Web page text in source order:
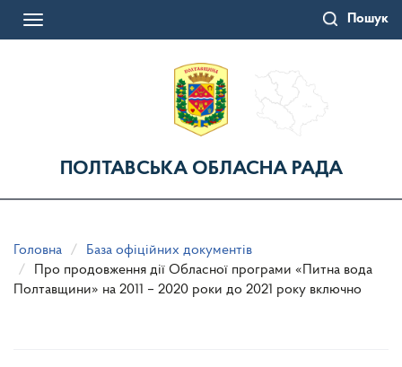
Пошук
Toggle
ПОЛТАВСЬКА ОБЛАСНА РАДА
Головна
База офіційних документів
Про продовження дії Обласної програми «Питна вода
Полтавщини» на 2011 – 2020 роки до 2021 року включно